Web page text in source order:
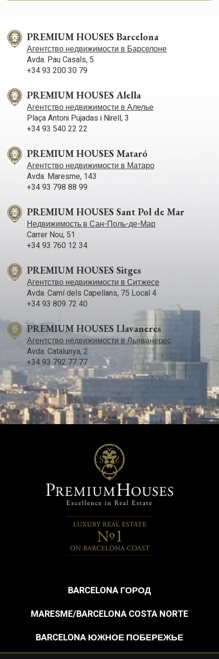
PREMIUM HOUSES Barcelona
Агентство недвижимости в Барселоне
Avda. Pau Casals, 5
+34 93 200 30 79
PREMIUM HOUSES Alella
Агентство недвижимости в Алелье
Plaça Antoni Pujadas i Nirell, 3
+34 93 540 22 22
PREMIUM HOUSES Mataró
Агентство недвижимости в Матаро
Avda. Maresme, 143
+34 93 798 88 99
PREMIUM HOUSES Sant Pol de Mar
Недвижимость в Сан-Поль-де-Мар
Carrer Nou, 51
+34 93 760 12 34
PREMIUM HOUSES Sitges
Агентство недвижимости в Ситжесе
Avda. Camí­ dels Capellans, 75 Local 4
+34 93 809 72 40
PREMIUM HOUSES Llavaneres
Агентство недвижимости в Льяванерес
Avda. Catalunya, 2
+34 93 792 77 77
BARCELONA ГОРОД
MARESME/BARCELONA COSTA NORTE
BARCELONA ЮЖНОЕ ПОБЕРЕЖЬЕ
Эти файлы cookie используются для хранения
информации о предпочтениях и личном выборе
пользователя путем постоянного наблюдения за его
привычками просмотра. Благодаря им мы можем
узнать привычки просмотра на веб-сайте и отображать
рекламу, связанную с профилем просмотра